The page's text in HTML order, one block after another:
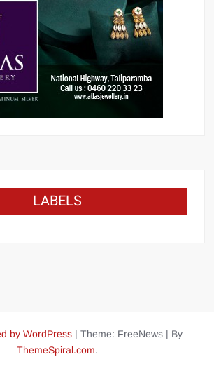
LABELS
by WordPress | Theme: FreeNews | By
ThemeSpiral.com.